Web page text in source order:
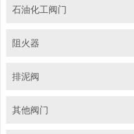
石油化工阀门
阻火器
排泥阀
其他阀门